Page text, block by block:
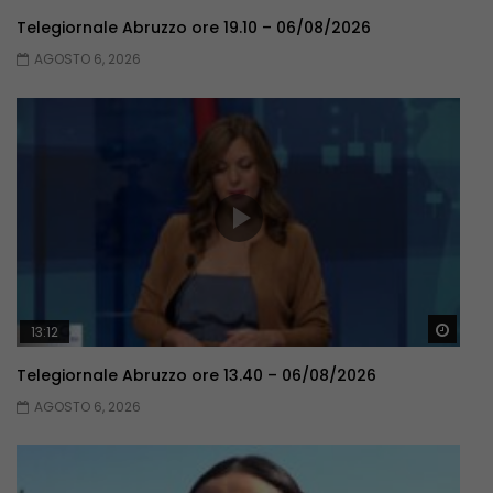
Telegiornale Abruzzo ore 19.10 – 06/08/2026
AGOSTO 6, 2026
13:12
Telegiornale Abruzzo ore 13.40 – 06/08/2026
AGOSTO 6, 2026